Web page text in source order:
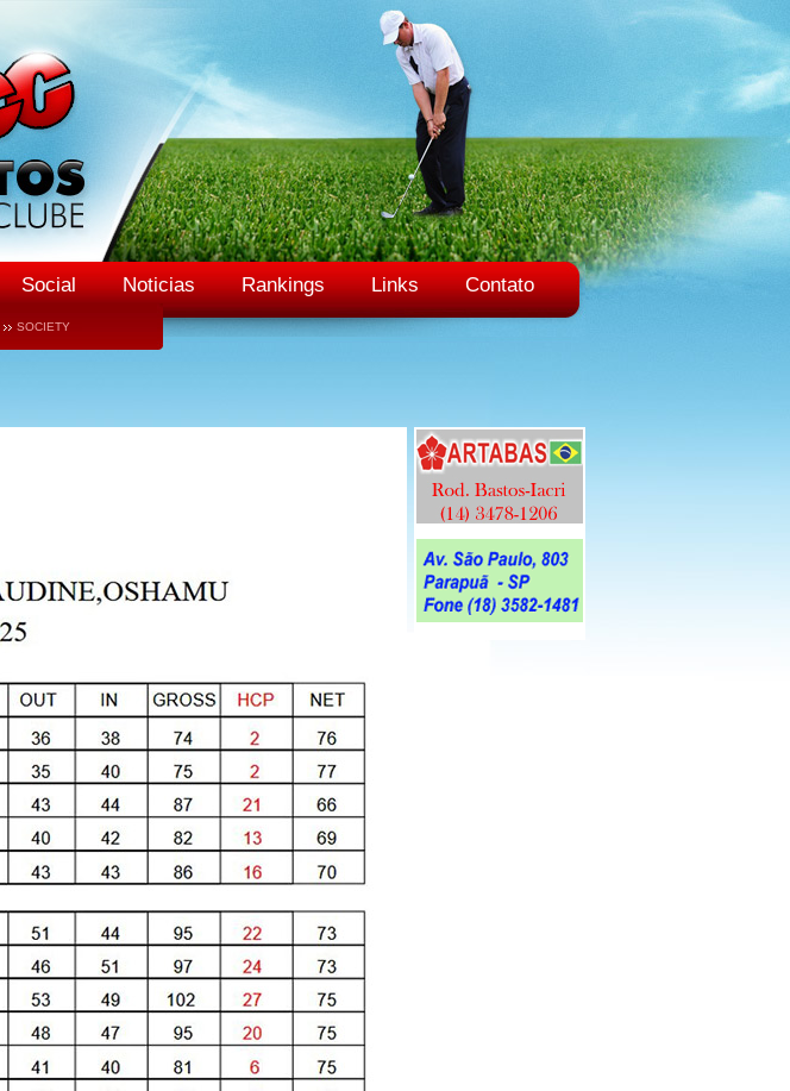
SOCIETY
Social Noticias Rankings Links Contato